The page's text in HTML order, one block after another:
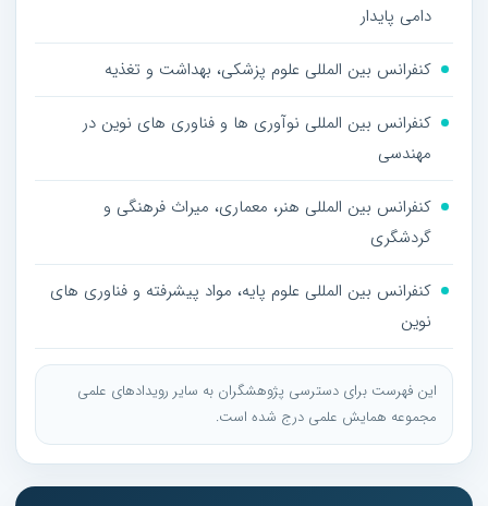
دامی پایدار
کنفرانس بین المللی علوم پزشکی، بهداشت و تغذیه
کنفرانس بین المللی نوآوری ها و فناوری های نوین در
مهندسی
کنفرانس بین المللی هنر، معماری، میراث فرهنگی و
گردشگری
کنفرانس بین المللی علوم پایه، مواد پیشرفته و فناوری های
نوین
این فهرست برای دسترسی پژوهشگران به سایر رویدادهای علمی
مجموعه همایش علمی درج شده است.